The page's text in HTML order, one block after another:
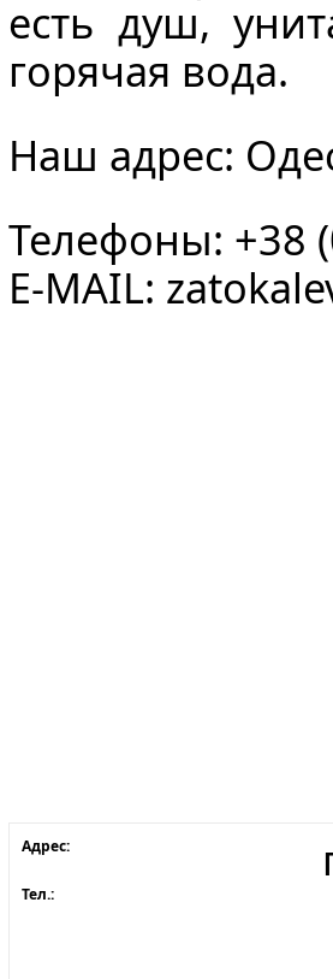
есть душ,
горячая вода.
Наш адрес:
Телефоны: +38
E-MAIL:
Адрес:
Тел.: